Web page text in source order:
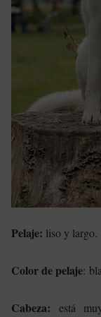
Pelaje: liso y largo.
Color de pelaje:
Cabeza: está